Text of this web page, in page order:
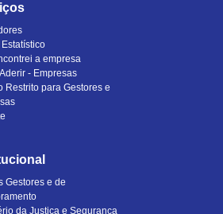
a empresa
- Empresas
Restrito para Gestores e
Gestores e de
da Justiça e Segurança